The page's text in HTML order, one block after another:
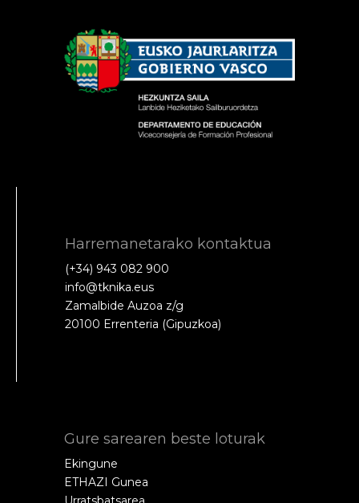
Harremanetarako kontaktua
(+34) 943 082 900
info@tknika.eus
Zamalbide Auzoa z/g
20100 Errenteria (Gipuzkoa)
Gure sarearen beste loturak
Ekingune
ETHAZI Gunea